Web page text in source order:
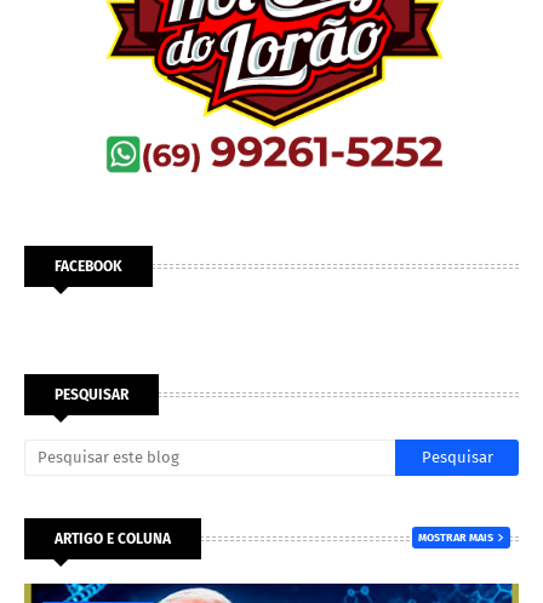
FACEBOOK
PESQUISAR
ARTIGO E COLUNA MOSTRAR MAIS